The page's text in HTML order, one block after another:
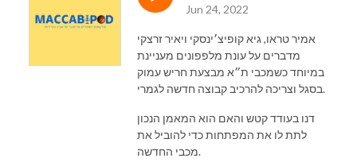
Jun 24, 2022
אמיר טראו, גיא קופיצ׳ינסקי ויאיר זרצקי
מדברים על עונת מלפפונים מעניינת
במיוחד כשמכבי ת״א מבצעת חריש עמוק
בסגל וצריכה להרכיב קבוצה חדשה לגמרי.
דנו בעודד קטש והאם הוא המאמן הנכון
לתת לו את המפתחות כדי להוביל את
מכבי החדשה.